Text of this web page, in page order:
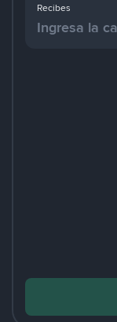
Recibes